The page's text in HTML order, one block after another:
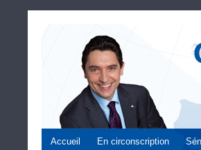
Accueil En circonscription